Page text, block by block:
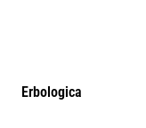
Erbologica